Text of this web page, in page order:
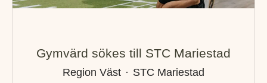
Gymvärd sökes till STC Mariestad
Region Väst · STC Mariestad